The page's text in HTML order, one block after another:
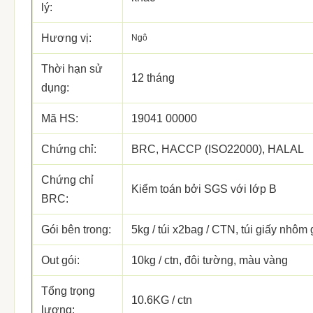
lý:
Hương vị: Ngô
Thời hạn sử
dụng:
12 tháng
Mã HS: 19041 00000
Chứng chỉ: BRC, HACCP (ISO22000), HALAL
Chứng chỉ
BRC:
Kiểm toán bởi SGS với lớp B
Gói bên trong: 5kg / túi x2bag / CTN, túi giấy nhôm
Out gói: 10kg / ctn, đôi tường, màu vàng
Tổng trọng
lượng:
10.6KG / ctn